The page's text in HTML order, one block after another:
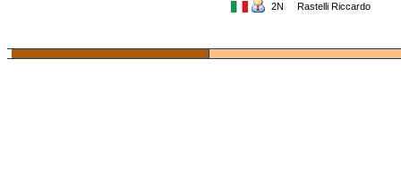
2N
Rastelli Riccardo